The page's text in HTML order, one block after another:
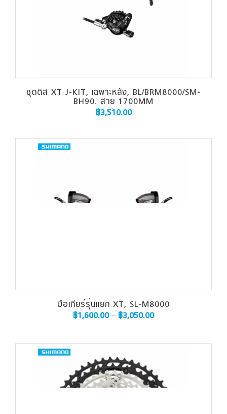
ชุดดิส XT J-KIT, เฉพาะหลัง, BL/BRM8000/SM-
BH90. สาย 1700MM
฿3,510.00
มือเกียร์รุ่นแยก XT, SL-M8000
฿1,600.00– ฿3,050.00